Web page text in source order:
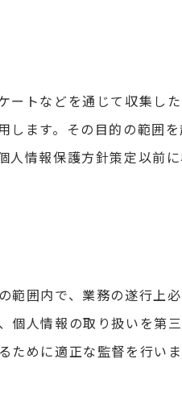
ートなどを通じて収集し
ます。その目的の範囲
人情報保護方針策定以前
囲内で、業務の遂行上
個人情報の取り扱いを第
めに適正な監督を行いま